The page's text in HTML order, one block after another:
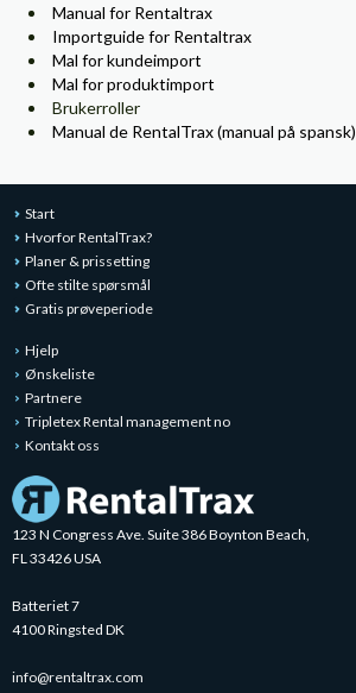
Manual for Rentaltrax
Importguide for Rentaltrax
Mal for kundeimport
Mal for produktimport
Brukerroller
Manual de RentalTrax (manual på spansk)
Start
Hvorfor RentalTrax?
Planer & prissetting
Ofte stilte spørsmål
Gratis prøveperiode
Hjelp
Ønskeliste
Partnere
Tripletex Rental management no
Kontakt oss
123 N Congress Ave. Suite 386 Boynton Beach,
FL 33426 USA
Batteriet 7
4100 Ringsted DK
info@rentaltrax.com